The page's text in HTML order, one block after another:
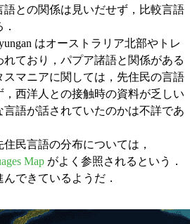
語との関係は見いだせず，比較言語
はオーストラリア北部やトレ
れており，パプア諸語と関係がある
スマニアに関しては，先住民の言語
，西洋人との接触時の資料が乏しい
言語が話されていたのかは不詳であ
民言語の分布については，
Map がよく参照されるという．
できているようだ．